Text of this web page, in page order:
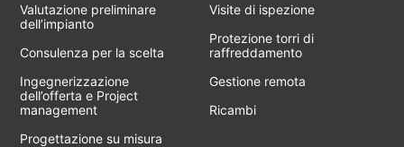
Valutazione preliminare
dell’impianto
Consulenza per la scelta
Ingegnerizzazione
dell’offerta e Project
management
Progettazione su misura
Visite di ispezione
Protezione torri di
raffreddamento
Gestione remota
Ricambi